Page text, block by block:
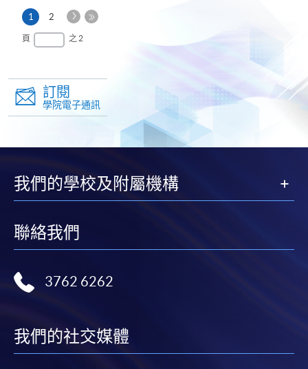
1 本
頁
2
下
頁
頁 之 2
訂閱
學院電子通訊
我們的學校及附屬機構
聯絡我們
3762 6262
我們的社交媒體